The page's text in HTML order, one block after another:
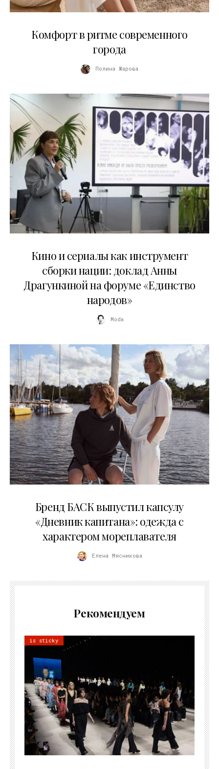
Комфорт в ритме современного
города
Полина Жарова
Кино и сериалы как инструмент
сборки нации: доклад Анны
Драгункиной на форуме «Единство
народов»
Moda
Бренд БАСК выпустил капсулу
«Дневник капитана»: одежда с
характером мореплавателя
Елена Мясникова
Рекомендуем
is sticky